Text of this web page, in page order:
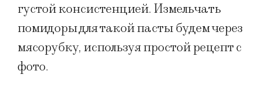
густой консистенцией. Измельчать
помидоры для такой пасты будем через
мясорубку, используя простой рецепт с
фото.